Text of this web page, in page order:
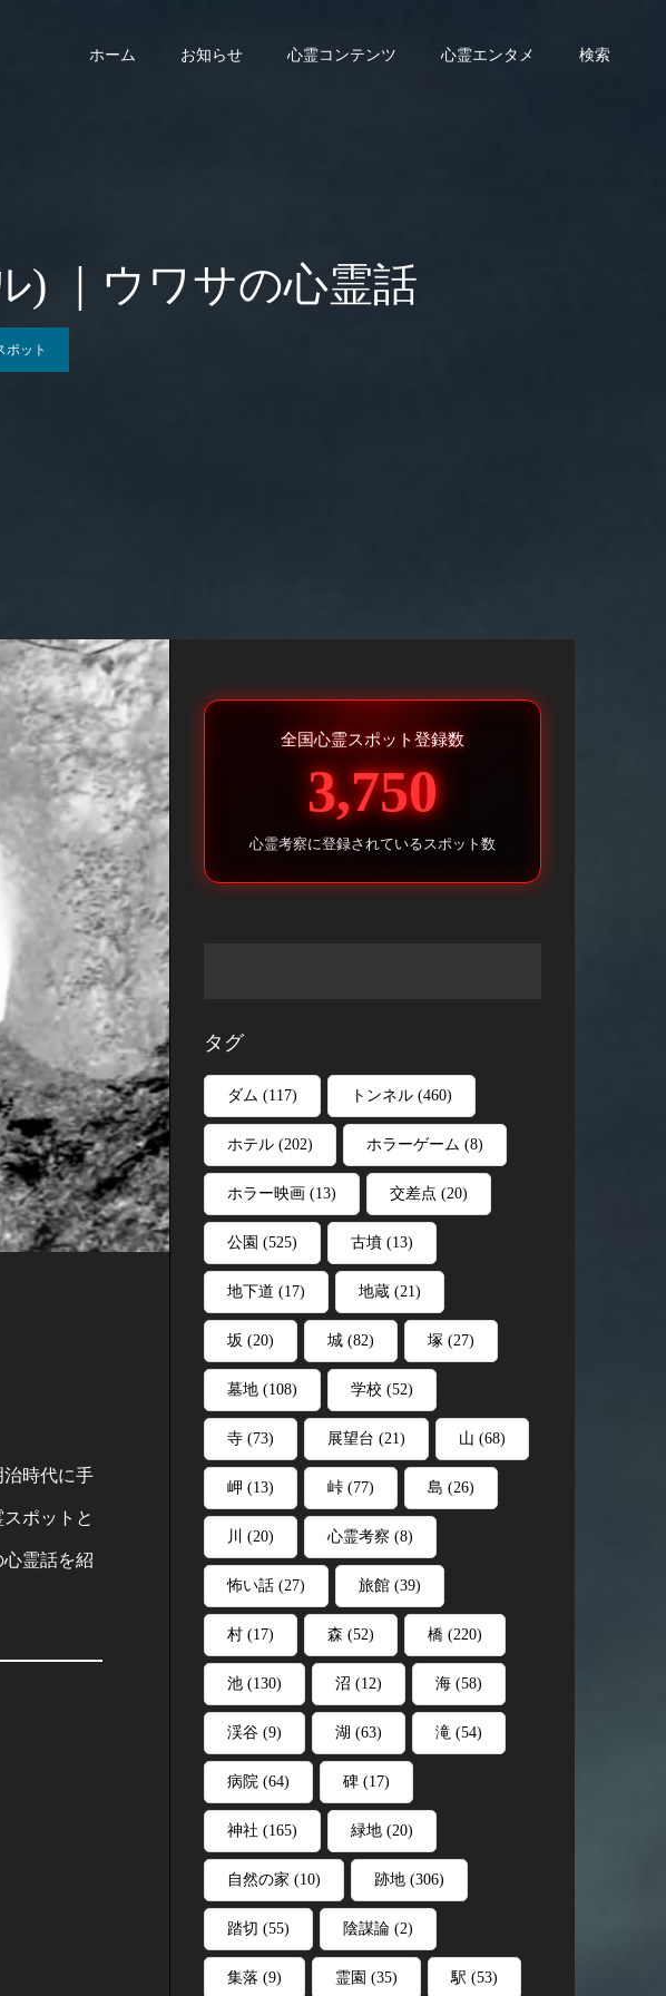
ホーム お知らせ 心霊コンテンツ 心霊エンタメ 検索
) ｜ウワサの心霊話
ポット
時代に手
ポットと
霊話を紹
全国心霊スポット登録数
3,750
心霊考察に登録されているスポット数
タグ
ダム (117) トンネル (460)
ホテル (202) ホラーゲーム (8)
ホラー映画 (13) 交差点 (20)
公園 (525) 古墳 (13)
地下道 (17) 地蔵 (21)
坂 (20) 城 (82) 塚 (27)
墓地 (108) 学校 (52)
寺 (73) 展望台 (21) 山 (68)
岬 (13) 峠 (77) 島 (26)
川 (20) 心霊考察 (8)
怖い話 (27) 旅館 (39)
村 (17) 森 (52) 橋 (220)
池 (130) 沼 (12) 海 (58)
渓谷 (9) 湖 (63) 滝 (54)
病院 (64) 碑 (17)
神社 (165) 緑地 (20)
自然の家 (10) 跡地 (306)
踏切 (55) 陰謀論 (2)
集落 (9) 霊園 (35) 駅 (53)